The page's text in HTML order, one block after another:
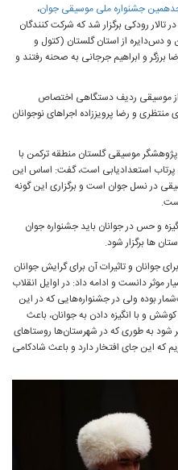
جشنواره ملی موسیقی جوان،
رودکی برگزار شد که شرکت کنندگان
و دس‌دایره از استان گلستان (کتول و
و ابراهیم جرجانی به صحنه رفتند و
از موسیقی ردیف دستگاهی اختصاص
و رضا پرویززاده اجراهای نوجوانان
موسیقی گلستان منطقه ترکمن با
استعدادیابی است، گفت: اساس این
در نسل جوان است و برگزاری این گونه
و حس در جوانان باید جشنواره جوان
ها برگزار شود.
جوانان و تاثیرات آن برای گرایش جوانان
موثر دانست و ادامه داد: در اوایل انقلاب
بوده ولی در جشنواره‌هایی که در این
کوشش و با انگیزه دادن به جوانان، باعث
جوانان به موسیقی ترکمن ۱۰۰ برابر شود به طوری که در شهرستان‌ها روستاهای
که این جای افتخار دارد و باعث شادکامی